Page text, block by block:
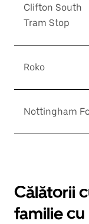
Clifton South
Tram Stop
Roko
Nottingham
Călătorii
familie